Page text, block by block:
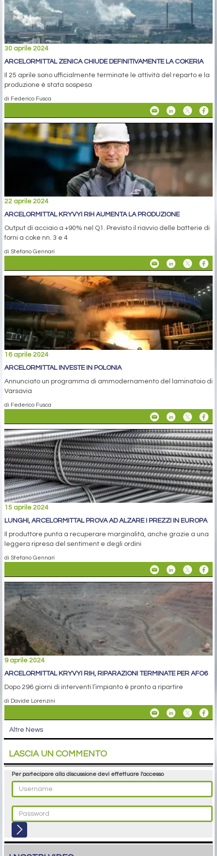
30 aprile 2024
ARCELORMITTAL ZENICA CHIUDE DEFINITIVAMENTE LA COKERIA
Il 25 aprile sono ufficialmente terminate le attività del reparto e la
produzione è stata sospesa
di Federico Fusca
22 aprile 2024
ARCELORMITTAL KRYVYI RIH AUMENTA LA PRODUZIONE
Output di acciaio a +90% nel Q1. Previsto il riavvio delle batterie di
forni a coke nn. 3 e 4
di Stefano Gennari
16 aprile 2024
ARCELORMITTAL INVESTE IN POLONIA
Annunciato un programma di ammodernamento del laminatoio di
Varsavia
di Federico Fusca
15 aprile 2024
LUNGHI, ARCELORMITTAL PROVA AD ALZARE I PREZZI IN EUROPA
Il produttore punta a recuperare marginalità, anche grazie a una
leggera ripresa del sentiment e degli ordini
di Stefano Gennari
9 aprile 2024
ARCELORMITTAL KRYVYI RIH, RIPARAZIONI TERMINATE PER AFO6
Dopo 296 giorni di interventi l’impianto è pronto a ripartire
di Davide Lorenzini
Altre News
LASCIA UN COMMENTO
Per partecipare alla discussione devi effettuare l'accesso